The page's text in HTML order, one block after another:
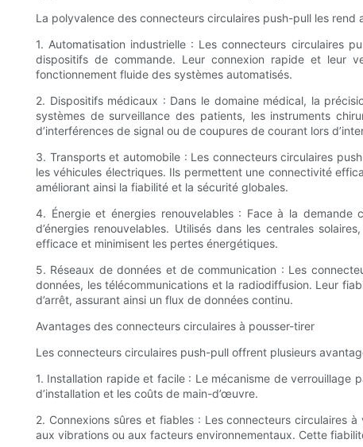
La polyvalence des connecteurs circulaires push-pull les
1. Automatisation industrielle : Les connecteurs circulaires
dispositifs de commande. Leur connexion rapide et leur
fonctionnement fluide des systèmes automatisés.
2. Dispositifs médicaux : Dans le domaine médical, la
systèmes de surveillance des patients, les instruments
d’interférences de signal ou de coupures de courant lors
3. Transports et automobile : Les connecteurs circulaires
les véhicules électriques. Ils permettent une connectivité
améliorant ainsi la fiabilité et la sécurité globales.
4. Énergie et énergies renouvelables : Face à la demande
d’énergies renouvelables. Utilisés dans les centrales
efficace et minimisent les pertes énergétiques.
5. Réseaux de données et de communication : Les
données, les télécommunications et la radiodiffusion. Leur
d’arrêt, assurant ainsi un flux de données continu.
Avantages des connecteurs circulaires à pousser-tirer
Les connecteurs circulaires push-pull offrent plusieurs
1. Installation rapide et facile : Le mécanisme de verrouillage
d’installation et les coûts de main-d’œuvre.
2. Connexions sûres et fiables : Les connecteurs circulaires
aux vibrations ou aux facteurs environnementaux. Cette